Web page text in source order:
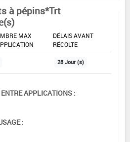
à pépins*Trt
MAX
DÉLAIS AVANT
RÉCOLTE
28 Jour (s)
APPLICATIONS :
: